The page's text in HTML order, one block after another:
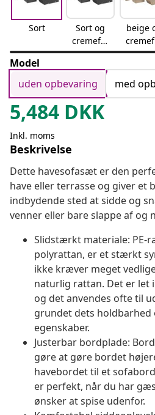
Sort
Sort og
cremefar
vet
beige
vet
Model
uden opbevaring
med
5,484 DKK
Inkl. moms
Beskrivelse
Dette havesofasæt er den
have eller terrasse og giver et
indbydende sted at sidde og
venner eller bare slappe af og
Slidstærkt materiale: PE-
polyrattan, er et stærkt
ikke kræver meget
naturlig rattan. Det er let
og det anvendes ofte til
grundet dets holdbarhed
egenskaber.
Justerbar bordplade:
gøre at gøre bordet
havebordet til et
er perfekt, når du har
ønsker at spise udenfor.